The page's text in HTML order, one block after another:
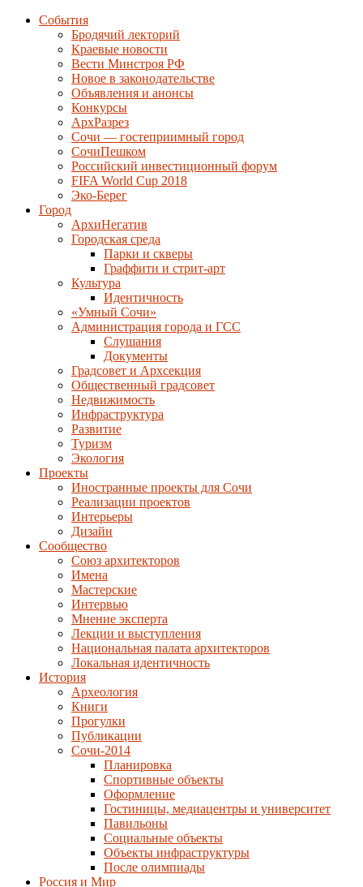
События
Бродячий лекторий
Краевые новости
Вести Минстроя РФ
Новое в законодательстве
Объявления и анонсы
Конкурсы
АрхРазрез
Сочи — гостеприимный город
СочиПешком
Российский инвестиционный форум
FIFA World Cup 2018
Эко-Берег
Город
АрхиНегатив
Городская среда
Парки и скверы
Граффити и стрит-арт
Культура
Идентичность
«Умный Сочи»
Администрация города и ГСС
Слушания
Документы
Градсовет и Архсекция
Общественный градсовет
Недвижимость
Инфраструктура
Развитие
Туризм
Экология
Проекты
Иностранные проекты для Сочи
Реализации проектов
Интерьеры
Дизайн
Сообщество
Союз архитекторов
Имена
Мастерские
Интервью
Мнение эксперта
Лекции и выступления
Национальная палата архитекторов
Локальная идентичность
История
Археология
Книги
Прогулки
Публикации
Сочи-2014
Планировка
Спортивные объекты
Оформление
Гостиницы, медиацентры и университет
Павильоны
Социальные объекты
Объекты инфраструктуры
После олимпиады
Россия и Мир